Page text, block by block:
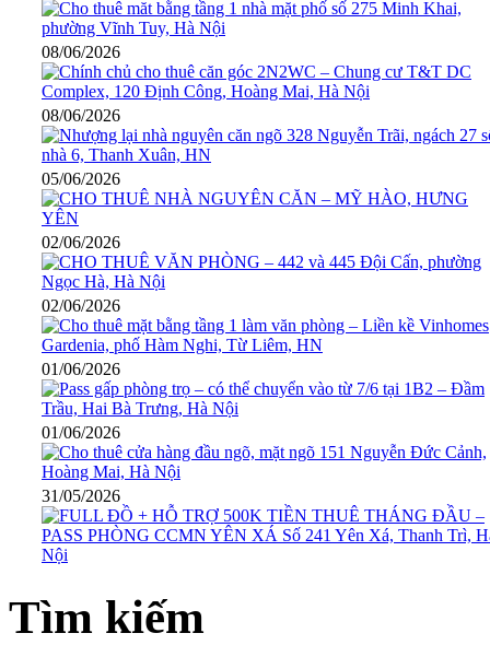
08/06/2026
08/06/2026
05/06/2026
02/06/2026
02/06/2026
01/06/2026
01/06/2026
31/05/2026
Tìm kiếm